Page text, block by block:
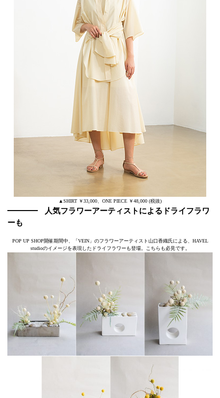
▲SHIRT ￥33,000、ONE PIECE ￥48,000 (税抜)
人気フラワーアーティストによるドライフラワ
ーも
POP UP SHOP開催期間中、「VEIN」のフラワーアーティスト山口香織氏による、HAVEL
studioのイメージを表現したドライフラワーも登場。こちらも必見です。